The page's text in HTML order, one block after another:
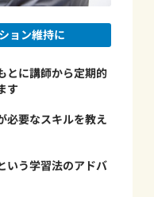
ョン維持に
とに講師から定期的
す
必要なスキルを教え
いう学習法のアドバ